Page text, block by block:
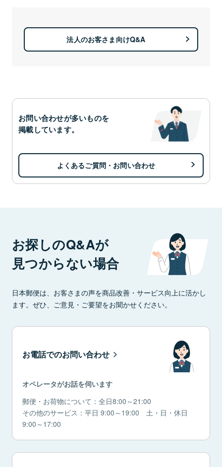
法人のお客さま向けQ&A
お問い合わせが多いものを
掲載しています。
よくあるご質問・お問い合わせ
お探しのQ&Aが
見つからない場合
日本郵便は、お客さまの声を商品改善・サービス向上に活かし
ます。ぜひ、ご意見・ご要望をお聞かせください。
お電話でのお問い合わせ
オペレータがお話を伺います
郵便・お荷物について：全日8:00～21:00
その他のサービス：平日 9:00～19:00 土・日・休日
9:00～17:00